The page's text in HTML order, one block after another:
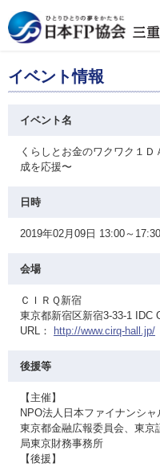
イベント情報
イベント名
くらしとお金のワクワク１
成を応援〜
日時
2019年02月09日 13:00～17:30
会場
ＣＩＲＱ新宿
東京都新宿区新宿3-33-1 IDC
URL：
http://www.cirq-hall.jp/
後援等
【主催】
NPO法人日本ファイナンシャ
東京都金融広報委員会、東
局東京財務事務所
【後援】